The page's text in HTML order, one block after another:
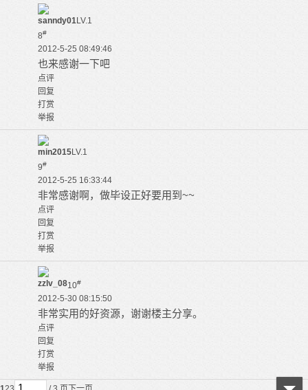
sanndy01LV.1
8#
2012-5-25 08:49:46
也来感谢一下吧
点评
回复
打赏
举报
min2015LV.1
9#
2012-5-25 16:33:44
非常感谢啊，做毕设正好要用到~~
点评
回复
打赏
举报
zzlv_0810#
2012-5-30 08:15:50
非常实用的好资源，谢谢楼主分享。
点评
回复
打赏
举报